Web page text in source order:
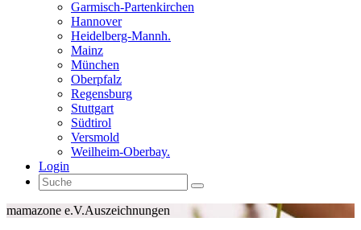
Garmisch-Partenkirchen
Hannover
Heidelberg-Mannh.
Mainz
München
Oberpfalz
Regensburg
Stuttgart
Südtirol
Versmold
Weilheim-Oberbay.
Login
mamazone e.V.Auszeichnungen